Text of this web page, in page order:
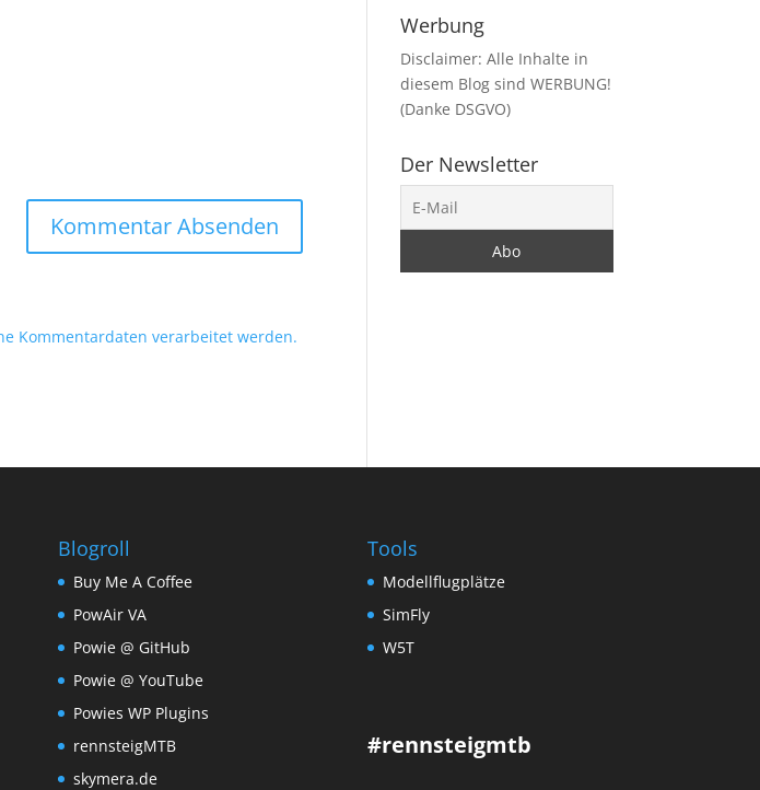
Kommentardaten verarbeitet werden.
Werbung
Disclaimer: Alle Inhalte in
diesem Blog sind WERBUNG!
(Danke DSGVO)
Der Newsletter
Blogroll
Buy Me A Coffee
PowAir VA
Powie @ GitHub
Powie @ YouTube
Powies WP Plugins
rennsteigMTB
skymera.de
Tools
Modellflugplätze
SimFly
W5T
#rennsteigmtb